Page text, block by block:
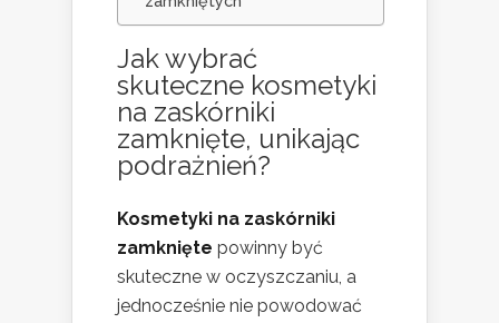
Jak wybrać
skuteczne kosmetyki
na zaskórniki
zamknięte, unikając
podrażnień?
Kosmetyki na zaskórniki
zamknięte powinny być
skuteczne w oczyszczaniu, a
jednocześnie nie powodować